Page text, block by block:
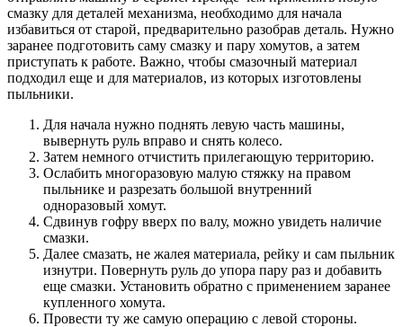
смазку для деталей механизма, необходимо для начала
избавиться от старой, предварительно разобрав деталь. Нужно
заранее подготовить саму смазку и пару хомутов, а затем
приступать к работе. Важно, чтобы смазочный материал
подходил еще и для материалов, из которых изготовлены
пыльники.
Для начала нужно поднять левую часть машины,
вывернуть руль вправо и снять колесо.
Затем немного отчистить прилегающую территорию.
Ослабить многоразовую малую стяжку на правом
пыльнике и разрезать большой внутренний
одноразовый хомут.
Сдвинув гофру вверх по валу, можно увидеть наличие
смазки.
Далее смазать, не жалея материала, рейку и сам пыльник
изнутри. Повернуть руль до упора пару раз и добавить
еще смазки. Установить обратно с применением заранее
купленного хомута.
Провести ту же самую операцию с левой стороны.